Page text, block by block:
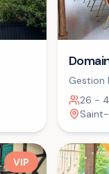
Gestion
26 -
VIP